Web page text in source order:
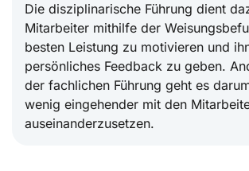
Die disziplinarische Führung dient
Mitarbeiter mithilfe der
besten Leistung zu motivieren und
persönliches Feedback zu geben.
der fachlichen Führung geht es
wenig eingehender mit den
auseinanderzusetzen.